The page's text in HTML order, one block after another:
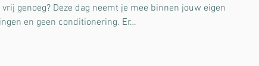
genoeg? Deze dag neemt je mee binnen jouw eigen
en geen conditionering. Er…